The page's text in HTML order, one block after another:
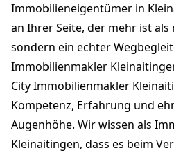
Immobilieneigentümer in
an Ihrer Seite, der mehr ist
sondern ein echter
Immobilienmakler
City Immobilienmakler
Kompetenz, Erfahrung und
Augenhöhe. Wir wissen als
Kleinaitingen, dass es beim